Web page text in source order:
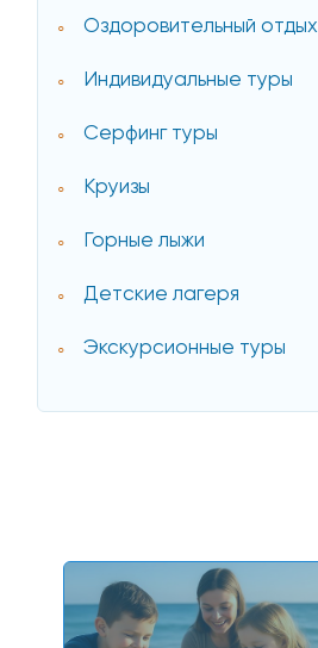
Оздоровительный отдых
Индивидуальные туры
Серфинг туры
Круизы
Горные лыжи
Детские лагеря
Экскурсионные туры